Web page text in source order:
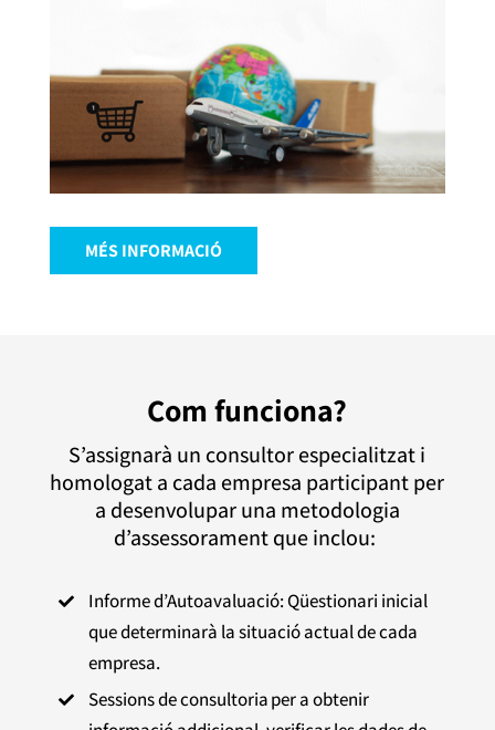
MÉS INFORMACIÓ
Com funciona?
S’assignarà un consultor especialitzat i
homologat a cada empresa participant per
a desenvolupar una metodologia
d’assessorament que inclou:

Informe d’Autoavaluació: Qüestionari inicial
que determinarà la situació actual de cada
empresa.

Sessions de consultoria per a obtenir